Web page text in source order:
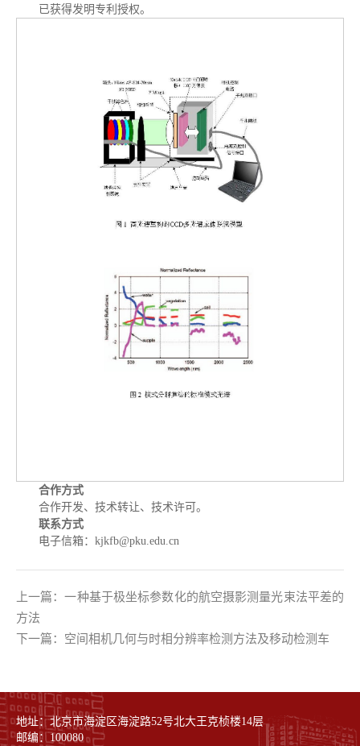
已获得发明专利授权。
合作方式
合作开发、技术转让、技术许可。
联系方式
电子信箱：kjkfb@pku.edu.cn
上一篇：一种基于极坐标参数化的航空摄影测量光束法平差的
方法
下一篇：空间相机几何与时相分辨率检测方法及移动检测车
地址：北京市海淀区海淀路52号北大王克桢楼14层
邮编：100080